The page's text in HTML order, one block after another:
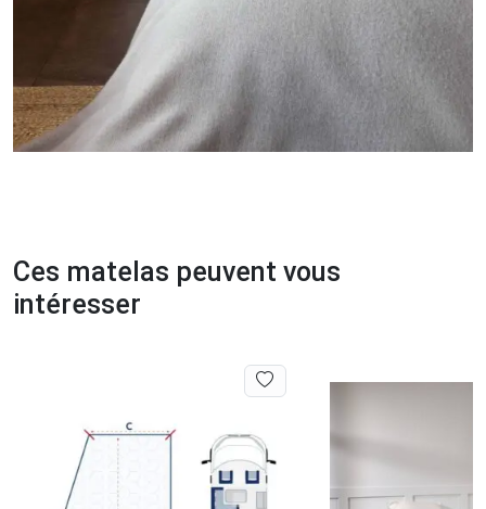
Ces matelas peuvent vous
intéresser